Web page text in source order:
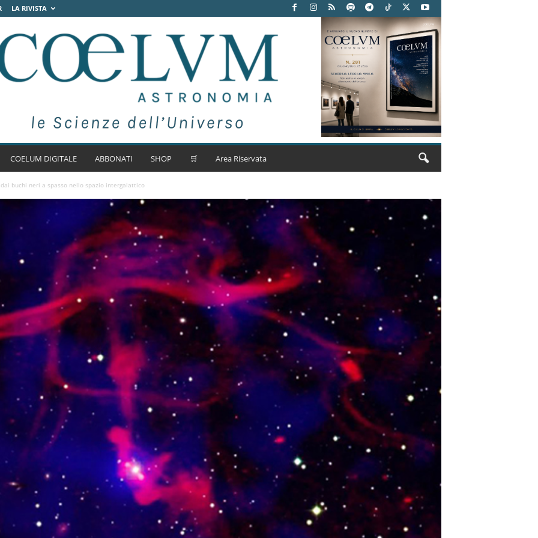
LA RIVISTA
COELUM DIGITALE ABBONATI SHOP 🛒 Area Riservata
dai buchi neri a spasso nello spazio intergalattico